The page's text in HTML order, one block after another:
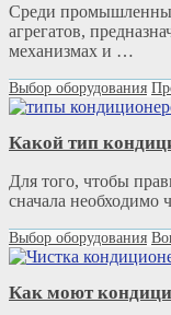
Среди
агрегатов,
механизмах и …
Выбор оборудования
Какой тип
Для того, чтобы
сначала необходимо
Выбор оборудования
Как моют